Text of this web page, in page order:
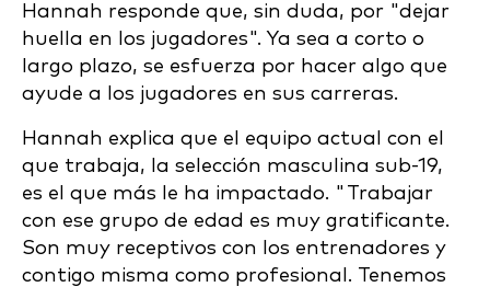
Hannah responde que, sin duda, por "dejar
huella en los jugadores". Ya sea a corto o
largo plazo, se esfuerza por hacer algo que
ayude a los jugadores en sus carreras.
Hannah explica que el equipo actual con el
que trabaja, la selección masculina sub-19,
es el que más le ha impactado. "Trabajar
con ese grupo de edad es muy gratificante.
Son muy receptivos con los entrenadores y
contigo misma como profesional. Tenemos